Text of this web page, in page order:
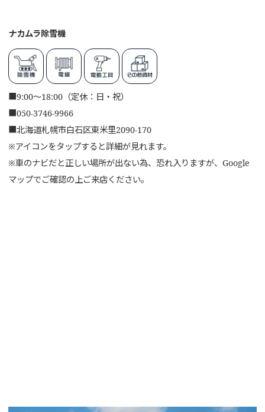
ナカムラ除雪機
■9:00～18:00（定休：日・祝）
■050-3746-9966
■北海道札幌市白石区東米里2090-170
※アイコンをタップすると詳細が見れます。
※車のナビだと正しい場所が出ない為、恐れ入りますが、Google
マップでご確認の上ご来店ください。